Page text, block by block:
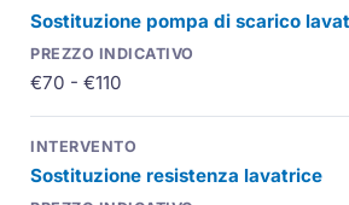
Sostituzione pompa di scarico
€70 - €110
Sostituzione resistenza lavatrice